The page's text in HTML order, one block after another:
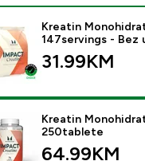
this product -
Kreatin
147servings - Bez
31.99KM‎
this product -
Kreatin
250tablete
64.99KM‎